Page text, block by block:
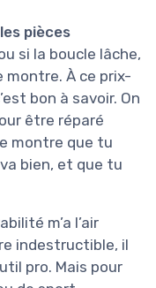
pièces
si la boucle lâche,
montre. À ce prix-
bon à savoir. On
être réparé
montre que tu
bien, et que tu
m’a l’air
indestructible, il
pro. Mais pour